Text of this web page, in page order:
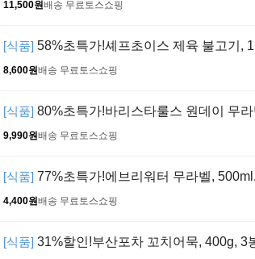
11,500원배송 무료 토스쇼핑
[식품] 58%초특가!셰프초이스 제육 불고기,
8,600원배송 무료 토스쇼핑
[식품] 80%초특가!바리스타룰스 원데이 무
9,990원배송 무료 토스쇼핑
[식품] 77%초특가!에브리워터 무라벨,
4,400원배송 무료 토스쇼핑
[식품] 31%할인!부산포차 꼬치어묵, 400g, 3